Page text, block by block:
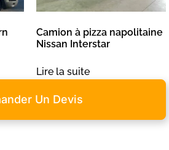
Camion à pizza napolitaine
Nissan Interstar
Lire la suite
Un Devis